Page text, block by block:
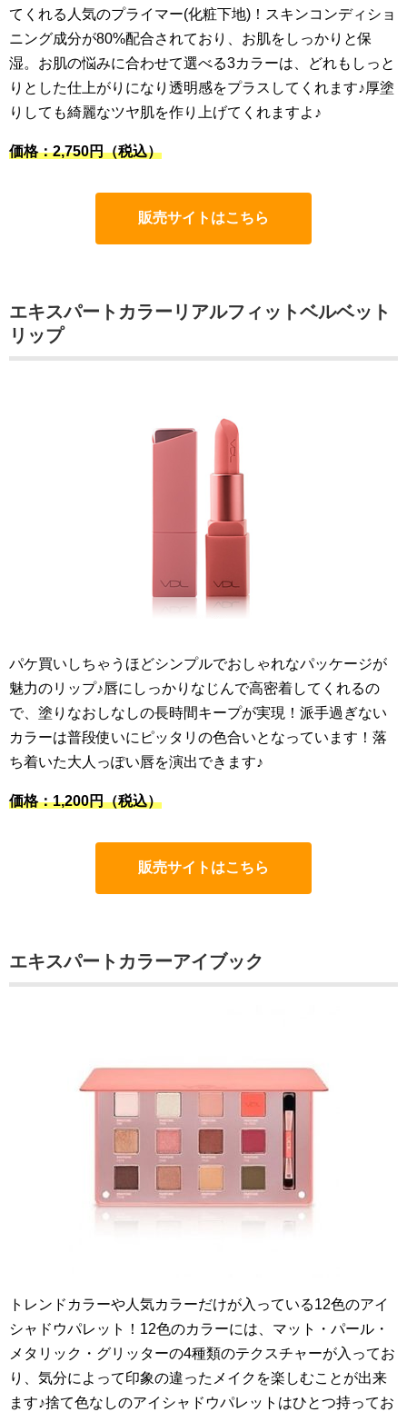
てくれる人気のプライマー(化粧下地)！スキンコンディショ
ニング成分が80%配合されており、お肌をしっかりと保
湿。お肌の悩みに合わせて選べる3カラーは、どれもしっと
りとした仕上がりになり透明感をプラスしてくれます♪厚塗
りしても綺麗なツヤ肌を作り上げてくれますよ♪
価格：2,750円（税込）
販売サイトはこちら
エキスパートカラーリアルフィットベルベット
リップ
パケ買いしちゃうほどシンプルでおしゃれなパッケージが
魅力のリップ♪唇にしっかりなじんで高密着してくれるの
で、塗りなおしなしの長時間キープが実現！派手過ぎない
カラーは普段使いにピッタリの色合いとなっています！落
ち着いた大人っぽい唇を演出できます♪
価格：1,200円（税込）
販売サイトはこちら
エキスパートカラーアイブック
トレンドカラーや人気カラーだけが入っている12色のアイ
シャドウパレット！12色のカラーには、マット・パール・
メタリック・グリッターの4種類のテクスチャーが入ってお
り、気分によって印象の違ったメイクを楽しむことが出来
ます♪捨て色なしのアイシャドウパレットはひとつ持ってお